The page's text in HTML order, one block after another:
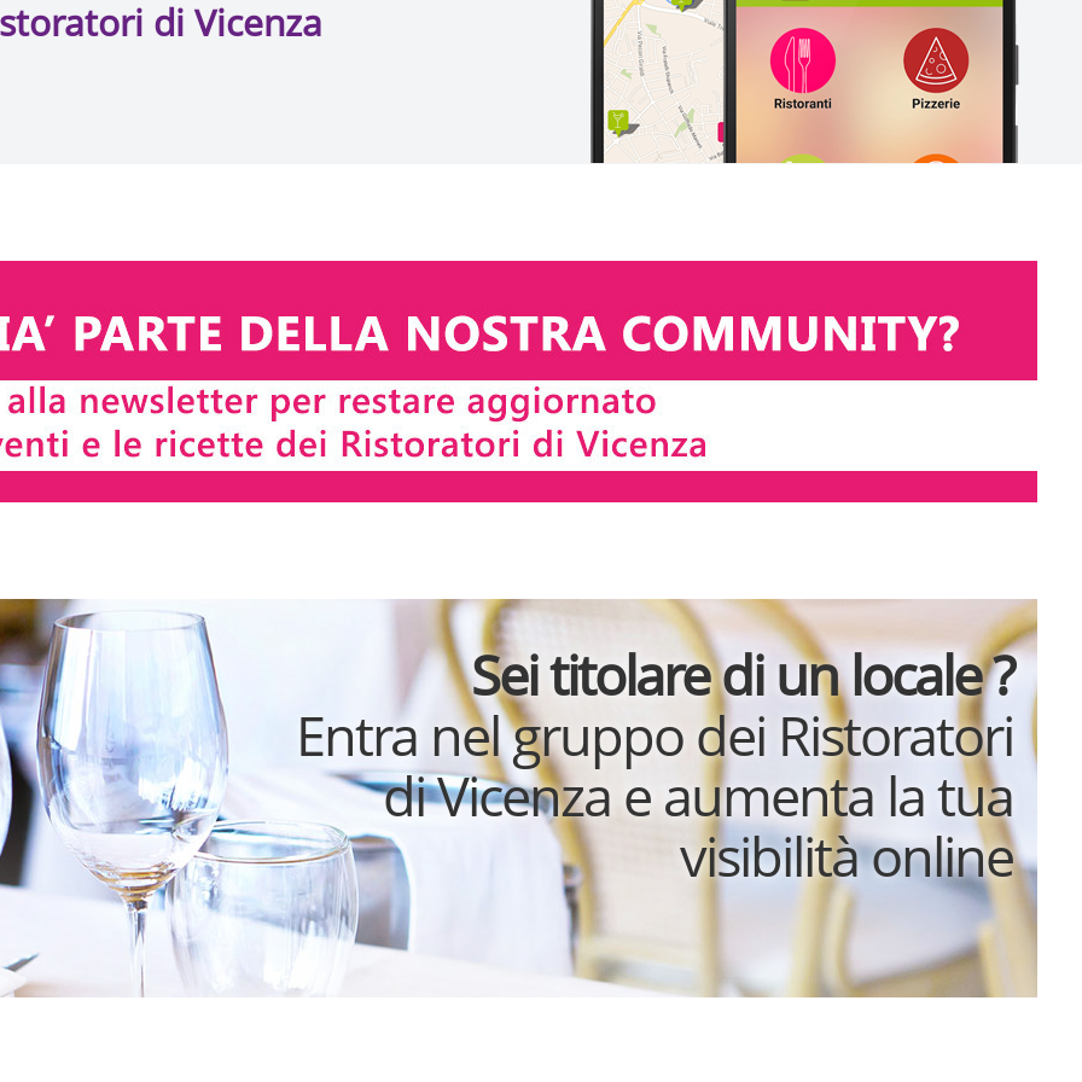
di Vicenza
Sei titolare di un locale ?
Entra nel gruppo dei Ristoratori
di Vicenza e aumenta la tua
visibilità online